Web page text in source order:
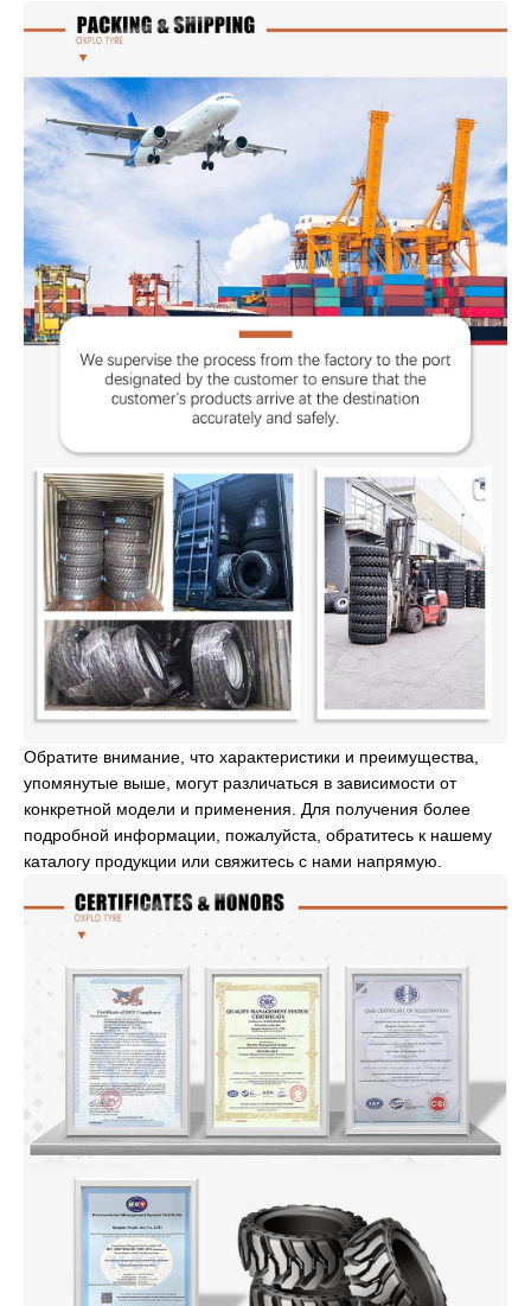
Обратите внимание, что характеристики и преимущества,
упомянутые выше, могут различаться в зависимости от
конкретной модели и применения. Для получения более
подробной информации, пожалуйста, обратитесь к нашему
каталогу продукции или свяжитесь с нами напрямую.